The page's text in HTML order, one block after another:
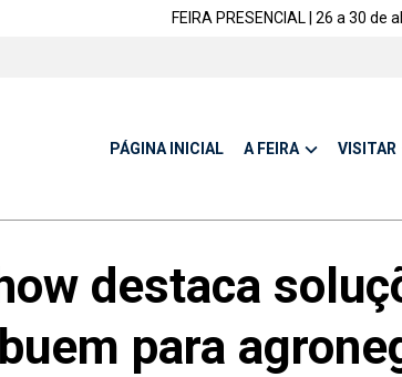
FEIRA PRESENCIAL | 26 a 30
PÁGINA INICIAL A FEIRA VISITAR
destaca
para